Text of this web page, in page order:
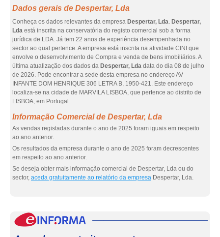
Dados gerais de Despertar, Lda
Conheça os dados relevantes da empresa Despertar, Lda. Despertar,
Lda está inscrita na conservatória do registo comercial sob a forma
jurídica de LDA. Já tem 22 anos de experiência desempenhada no
sector ao qual pertence. A empresa está inscrita na atividade CINI que
envolve o desenvolvimento de Compra e venda de bens imobiliários. A
última atualização dos dados da Despertar, Lda data do dia 08 de julho
de 2026. Pode encontrar a sede desta empresa no endereço AV
INFANTE DOM HENRIQUE 306 LETRA B, 1950-421. Este endereço
localiza-se na cidade de MARVILA LISBOA, que pertence ao distrito de
LISBOA, em Portugal.
Informação Comercial de Despertar, Lda
As vendas registadas durante o ano de 2025 foram iguais em respeito
ao ano anterior.
Os resultados da empresa durante o ano de 2025 foram decrescentes
em respeito ao ano anterior.
Se deseja obter mais informação comercial de Despertar, Lda ou do
sector, aceda gratuitamente ao relatório da empresa Despertar, Lda.